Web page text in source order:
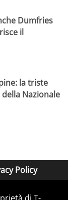
Dumfries
il
la triste
Nazionale
Policy